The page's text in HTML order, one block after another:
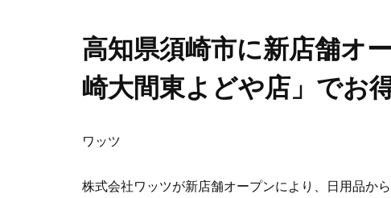
高知県須崎市に新店舗オ
崎大間東よどや店」でお
ワッツ
株式会社ワッツが新店舗オープンにより、日用品か